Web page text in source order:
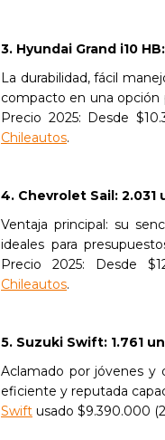
3. Hyundai Grand i10
La durabilidad, fácil
compacto en una opción
Precio 2025: Desde
Chileautos.
4. Chevrolet Sail: 2.031
Ventaja principal: su
ideales para
Precio 2025: Desde
Chileautos.
5. Suzuki Swift: 1.761
Aclamado por jóvenes y
eficiente y reputada
Swift usado $9.390.000